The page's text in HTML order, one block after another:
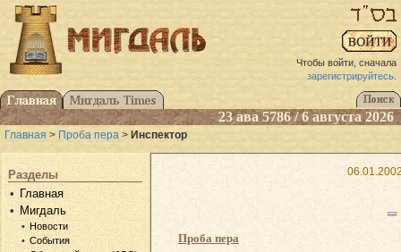
Чтобы войти, сначала
зарегистрируйтесь.
23 ава 5786 / 6 августа 2026
Главная > Проба пера > Инспектор
Разделы
Главная
Мигдаль
Новости
События
Проба пера